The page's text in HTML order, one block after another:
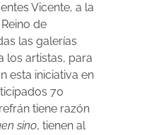
Vicente, a la
de
las galerías
los artistas, para
esta iniciativa en
70
tiene razón
sino, tienen al